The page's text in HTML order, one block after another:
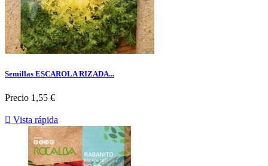
Semillas ESCAROLA RIZADA...
Precio 1,55 €
 Vista rápida